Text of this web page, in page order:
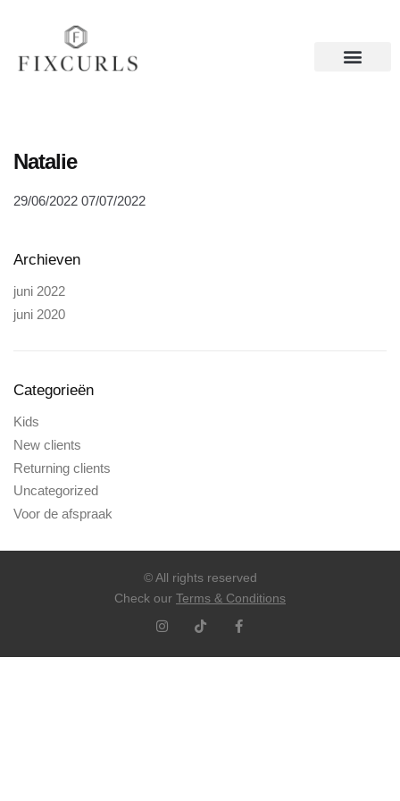
Natalie
29/06/2022 07/07/2022
Archieven
juni 2022
juni 2020
Categorieën
Kids
New clients
Returning clients
Uncategorized
Voor de afspraak
© All rights reserved
Check our Terms & Conditions